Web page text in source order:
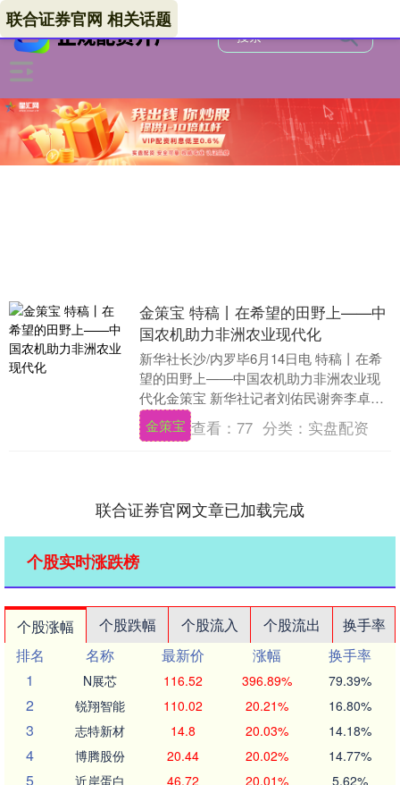
联合证券官网 相关话题
金策宝 特稿丨在希望的田野上——中
国农机助力非洲农业现代化
新华社长沙/内罗毕6月14日电 特稿丨在希
望的田野上——中国农机助力非洲农业现
代化金策宝 新华社记者刘佑民谢奔李卓群
在坦桑尼亚莫罗戈罗省杜图米镇的稻田
里，当地....
金策宝 查看：77 分类： 实盘配资
联合证券官网文章已加载完成
个股实时涨跌榜
个股涨幅 个股跌幅 个股流入 个股流出
换手率
排名
名称 最新价 涨幅
换手率
1
N展芯 116.52 396.89% 79.39%
2 锐翔智能 110.02 20.21% 16.80%
3 志特新材 14.8 20.03% 14.18%
4 博腾股份 20.44 20.02% 14.77%
5 近岸蛋白 46.72 20.01% 5.62%